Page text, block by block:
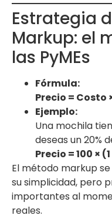
Estrategia
Markup: el
las PyMEs
Fórmula:
Precio = Costo
Ejemplo:
Una mochila
deseas un 20%
Precio = 100 ×
El método markup
su simplicidad, pero
importantes al
reales.